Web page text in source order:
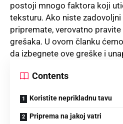
postoji mnogo faktora koji
teksturu. Ako niste
pripremate, verovatno
grešaka. U ovom članku
da izbegnete ove greške i
Contents
Koristite neprikladnu tavu
Priprema na jakoj vatri